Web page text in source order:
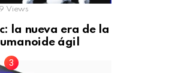
Views
la nueva era de la
ágil